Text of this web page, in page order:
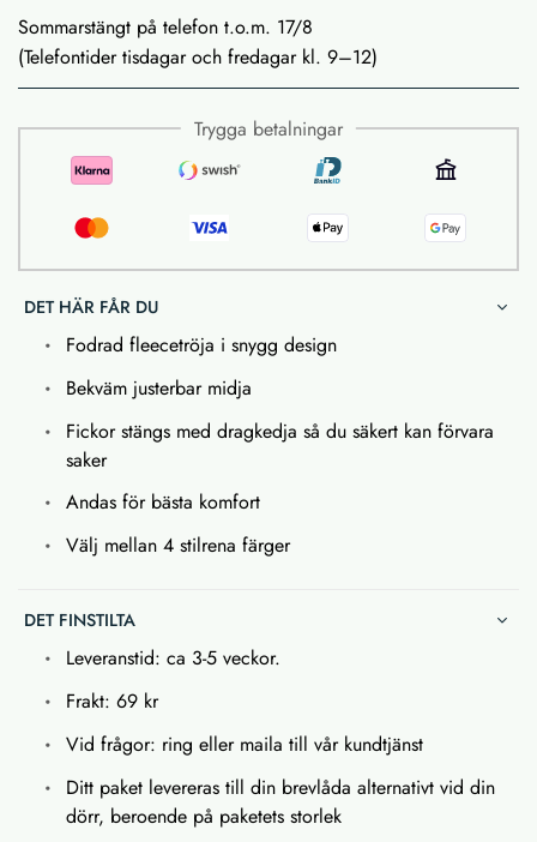
Sommarstängt på telefon t.o.m. 17/8
(Telefontider tisdagar och fredagar kl. 9–12)
Trygga betalningar
DET HÄR FÅR DU
Fodrad fleecetröja i snygg design
Bekväm justerbar midja
Fickor stängs med dragkedja så du säkert kan förvara
saker
Andas för bästa komfort
Välj mellan 4 stilrena färger
DET FINSTILTA
Leveranstid: ca 3-5 veckor.
Frakt: 69 kr
Vid frågor: ring eller maila till vår kundtjänst
Ditt paket levereras till din brevlåda alternativt vid din
dörr, beroende på paketets storlek